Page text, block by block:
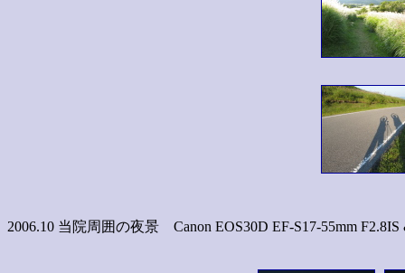
2006.10 当院周囲の夜景 Canon EOS30D EF-S17-55mm F2.8IS